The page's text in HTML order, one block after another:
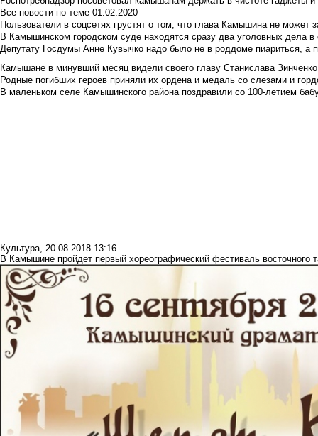
Все новости по теме 01.02.2020
Пользователи в соцсетях грустят о том, что глава Камышина не может
В Камышинском городском суде находятся сразу два уголовных дела
Депутату Госдумы Анне Кувычко надо было не в роддоме пиариться, а
Камышане в минувший месяц видели своего главу Станислава Зинченко
Родные погибших героев приняли их ордена и медаль со слезами и
В маленьком селе Камышинского района поздравили со 100-летием
Культура, 20.08.2018 13:16
В Камышине пройдет первый хореографический фестиваль восточного